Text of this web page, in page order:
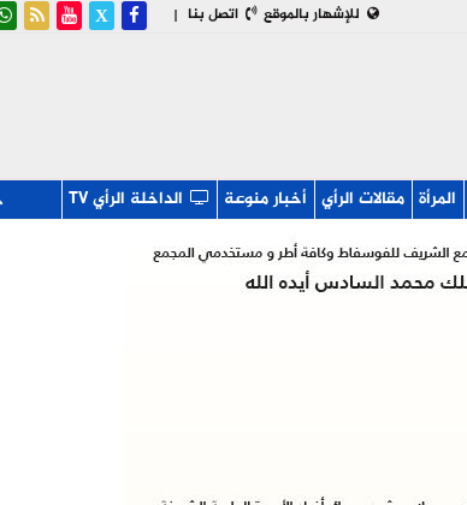
| اتصل بنا للإشهار بالموقع
المرأة مقالات الرأي أخبار منوعة الداخلة الرأي TV